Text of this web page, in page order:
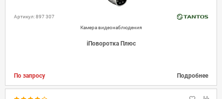
Артикул: 897 307
Камера видеонаблюдения
iПоворотка Плюс
По запросу Подробнее